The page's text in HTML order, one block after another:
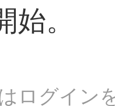
。
ログイン